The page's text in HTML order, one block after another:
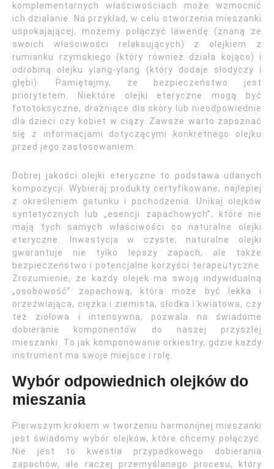
komplementarnych właściwościach może wzmocnić
ich działanie. Na przykład, w celu stworzenia mieszanki
uspokajającej, możemy połączyć lawendę (znaną ze
swoich właściwości relaksujących) z olejkiem z
rumianku rzymskiego (który również działa kojąco) i
odrobiną olejku ylang-ylang (który dodaje słodyczy i
głębi). Pamiętajmy, że bezpieczeństwo jest
priorytetem. Niektóre olejki eteryczne mogą być
fototoksyczne, drażniące dla skóry lub nieodpowiednie
dla dzieci czy kobiet w ciąży. Zawsze warto zapoznać
się z informacjami dotyczącymi konkretnego olejku
przed jego zastosowaniem.
Dobrej jakości olejki eteryczne to podstawa udanych
kompozycji. Wybieraj produkty certyfikowane, najlepiej
z określeniem gatunku i pochodzenia. Unikaj olejków
syntetycznych lub „esencji zapachowych”, które nie
mają tych samych właściwości co naturalne olejki
eteryczne. Inwestycja w czyste, naturalne olejki
gwarantuje nie tylko lepszy zapach, ale także
bezpieczeństwo i potencjalne korzyści terapeutyczne.
Zrozumienie, że każdy olejek ma swoją indywidualną
„osobowość” zapachową, która może być lekka i
orzeźwiająca, ciężka i ziemista, słodka i kwiatowa, czy
też ziołowa i intensywna, pozwala na świadome
dobieranie komponentów do naszej przyszłej
mieszanki. To jak komponowanie orkiestry, gdzie każdy
instrument ma swoje miejsce i rolę.
Wybór odpowiednich olejków do
mieszania
Pierwszym krokiem w tworzeniu harmonijnej mieszanki
jest świadomy wybór olejków, które chcemy połączyć.
Nie jest to kwestia przypadkowego dobierania
zapachów, ale raczej przemyślanego procesu, który